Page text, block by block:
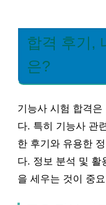
합격 후기,
은?
기능사 시험 합격은
다. 특히 기능사 관
한 후기와 유용한
다. 정보 분석 및 활
을 세우는 것이 중